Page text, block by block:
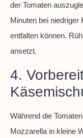
der Tomaten
Minuten bei niedriger
entfalten können.
ansetzt.
4.
Während die
Mozzarella in kleine